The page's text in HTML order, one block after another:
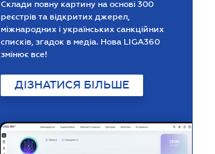
Склади повну картину на основі 300
реєстрів та відкритих джерел,
міжнародних і українських санкційних
списків, згадок в медіа. Нова LIGA360
змінює все!
ДІЗНАТИСЯ БІЛЬШЕ